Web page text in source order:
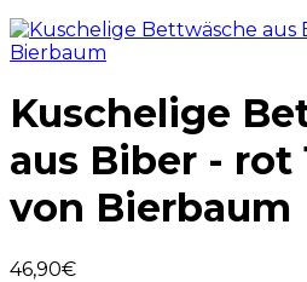
Kuschelige
aus Biber - rot
von Bierbaum
46,90€